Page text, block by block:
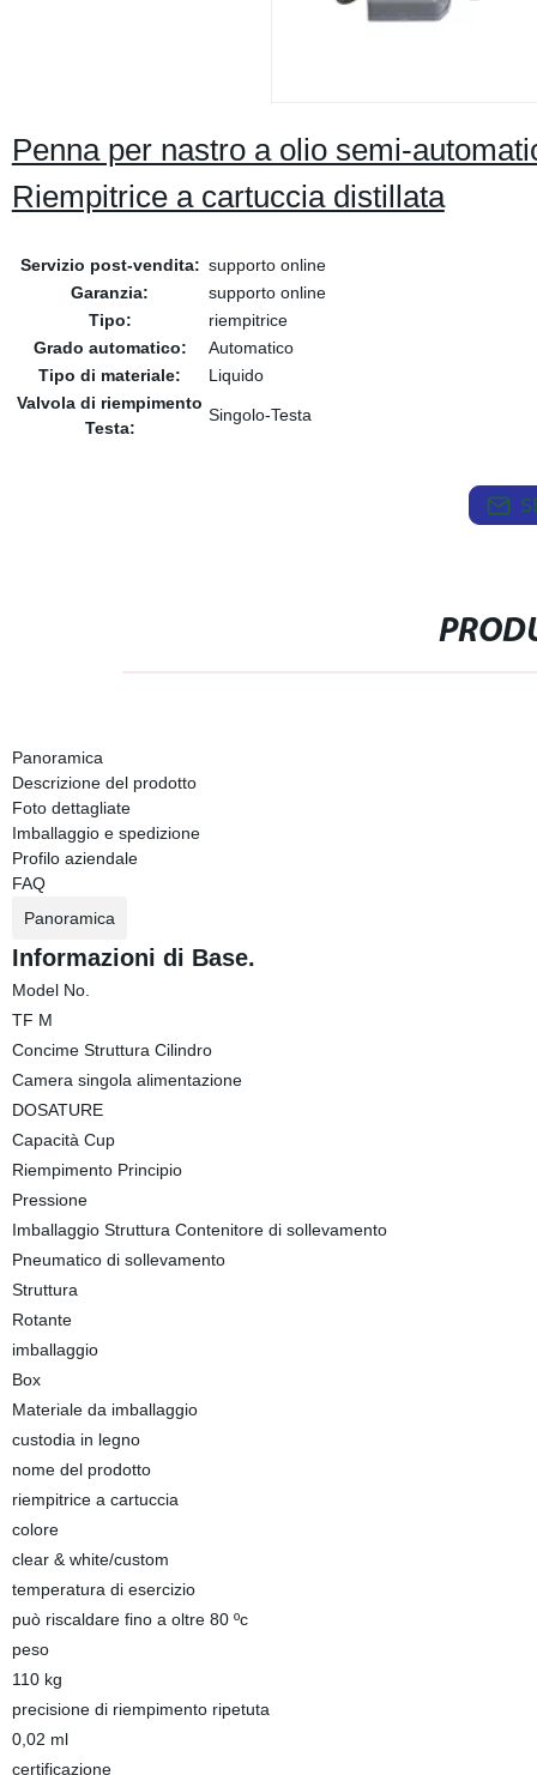
Penna per nastro a olio semi-
Riempitrice a cartuccia distillata
Servizio post-vendita: supporto online
Garanzia:
supporto online
Tipo:
riempitrice
Grado automatico:
Automatico
Tipo di materiale:
Liquido
Valvola di riempimento
Testa:
Singolo-Testa
Panoramica
Descrizione del prodotto
Foto dettagliate
Imballaggio e spedizione
Profilo aziendale
FAQ
Panoramica
Informazioni di Base.
Model No.
TF M
Concime Struttura Cilindro
Camera singola alimentazione
DOSATURE
Capacità Cup
Riempimento Principio
Pressione
Imballaggio Struttura Contenitore di sollevamento
Pneumatico di sollevamento
Struttura
Rotante
imballaggio
Box
Materiale da imballaggio
custodia in legno
nome del prodotto
riempitrice a cartuccia
colore
clear & white/custom
temperatura di esercizio
può riscaldare fino a oltre 80 ºc
peso
110 kg
precisione di riempimento ripetuta
0,02 ml
certificazione